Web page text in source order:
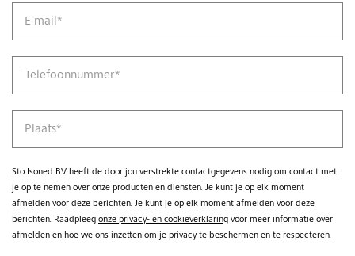
E-mail *
Telefoonnummer*
Plaats*
Sto Isoned BV heeft de door jou verstrekte contactgegevens nodig om contact met
je op te nemen over onze producten en diensten. Je kunt je op elk moment
afmelden voor deze berichten. Je kunt je op elk moment afmelden voor deze
berichten. Raadpleeg onze privacy- en cookieverklaring voor meer informatie over
afmelden en hoe we ons inzetten om je privacy te beschermen en te respecteren.